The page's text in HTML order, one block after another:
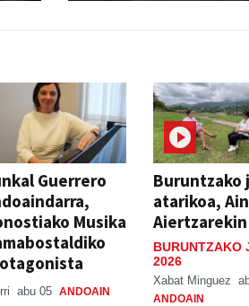
Guerrero
Musika
abu 05 ANDOAIN
Buruntzako
atarikoa,
Aiertzarekin
BURUNTZAKO
2026
Xabat Minguez
ANDOAIN